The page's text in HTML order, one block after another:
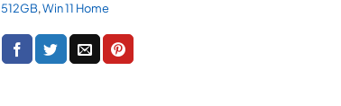
512GB,Win 11 Home